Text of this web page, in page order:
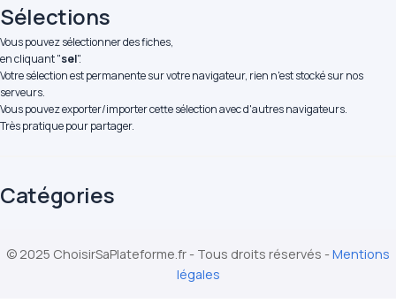
Sélections
Vous pouvez sélectionner des fiches,
en cliquant "sel".
Votre sélection est permanente sur votre navigateur, rien n'est stocké sur nos
serveurs.
Vous pouvez exporter/importer cette sélection avec d'autres navigateurs.
Très pratique pour partager.
Catégories
© 2025 ChoisirSaPlateforme.fr - Tous droits réservés -Mentions
légales